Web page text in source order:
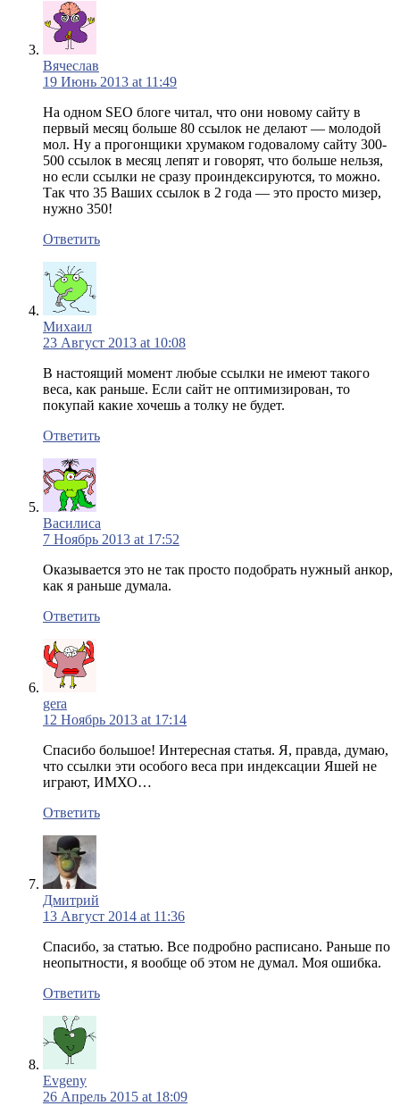
Вячеслав
19 Июнь 2013 at 11:49
На одном SEO блоге читал, что они новому сайту в
первый месяц больше 80 ссылок не делают — молодой
мол. Ну а прогонщики хрумаком годовалому сайту 300-
500 ссылок в месяц лепят и говорят, что больше нельзя,
но если ссылки не сразу проиндексируются, то можно.
Так что 35 Ваших ссылок в 2 года — это просто мизер,
нужно 350!
Ответить
Михаил
23 Август 2013 at 10:08
В настоящий момент любые ссылки не имеют такого
веса, как раньше. Если сайт не оптимизирован, то
покупай какие хочешь а толку не будет.
Ответить
Василиса
7 Ноябрь 2013 at 17:52
Оказывается это не так просто подобрать нужный анкор,
как я раньше думала.
Ответить
gera
12 Ноябрь 2013 at 17:14
Спасибо большое! Интересная статья. Я, правда, думаю,
что ссылки эти особого веса при индексации Яшей не
играют, ИМХО…
Ответить
Дмитрий
13 Август 2014 at 11:36
Спасибо, за статью. Все подробно расписано. Раньше по
неопытности, я вообще об этом не думал. Моя ошибка.
Ответить
Evgeny
26 Апрель 2015 at 18:09